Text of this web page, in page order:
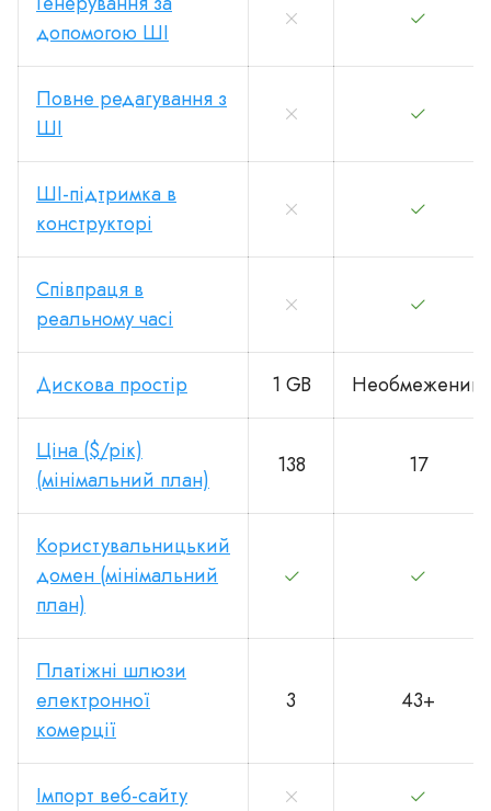
допомогою ШІ
Повне редагування з
ШІ
ШІ-підтримка в
конструкторі
Співпраця в
реальному часі
Дискова простір 1 GB Необмежений
Ціна ($/рік)
(мінімальний план)
138 17
Користувальницький
домен (мінімальний
план)
Платіжні шлюзи
електронної
комерції
3 43+
Імпорт веб-сайту